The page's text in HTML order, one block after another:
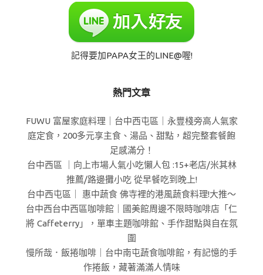
記得要加PAPA女王的LINE@喔!
熱門文章
FUWU 富屋家庭料理｜台中西屯區｜永豐棧旁高人氣家
庭定食，200多元享主食、湯品、甜點，超完整套餐飽
足感滿分！
台中西區 ｜向上市場人氣小吃懶人包 :15+老店/米其林
推薦/路邊攤小吃 從早餐吃到晚上!
台中西屯區｜ 惠中蔬食 佛寺裡的港風蔬食料理!大推～
台中西台中西區咖啡館｜國美館周邊不限時咖啡店「仁
將 Caffeterry」，單車主題咖啡館、手作甜點與自在氛
圍
慢所哉．飯捲咖啡｜台中南屯蔬食咖啡館，有記憶的手
作捲飯，藏著滿滿人情味